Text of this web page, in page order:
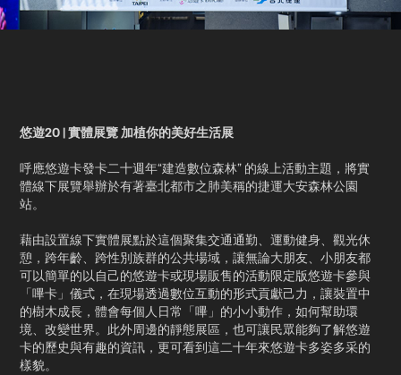
悠遊20 |實體展覽 加植你的美好生活展​
呼應悠遊卡發卡二十週年“建造數位森林” 的線上活動主題，將實
體線下展覽舉辦於有著臺北都市之肺美稱的捷運大安森林公園
站。
藉由設置線下實體展點於這個聚集交通通勤、運動健身、觀光休
憩，跨年齡、跨性別族群的公共場域，讓無論大朋友、小朋友都
可以簡單的以自己的悠遊卡或現場販售的活動限定版悠遊卡參與
「嗶卡」儀式，在現場透過數位互動的形式貢獻己力，讓裝置中
的樹木成長，體會每個人日常「嗶」的小小動作，如何幫助環
境、改變世界。此外周邊的靜態展區，也可讓民眾能夠了解悠遊
卡的歷史與有趣的資訊，更可看到這二十年來悠遊卡多姿多采的
樣貌。